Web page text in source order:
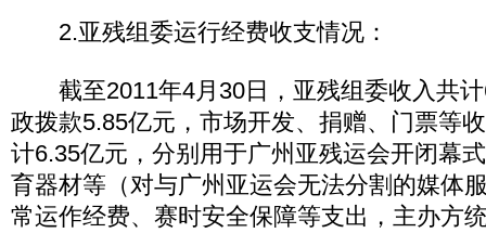
2.亚残组委运行经费收支情况：
截至2011年4月30日，亚残组委收入共计
政拨款5.85亿元，市场开发、捐赠、门票等
计6.35亿元，分别用于广州亚残运会开闭幕
育器材等（对与广州亚运会无法分割的媒体
常运作经费、赛时安全保障等支出，主办方